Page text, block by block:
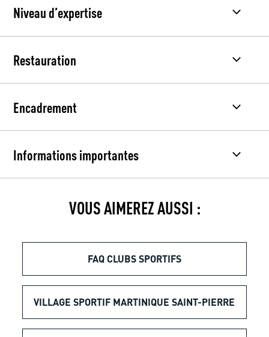
Niveau d’expertise
Restauration
Encadrement
Informations importantes
VOUS AIMEREZ AUSSI :
FAQ CLUBS SPORTIFS
VILLAGE SPORTIF MARTINIQUE SAINT-PIERRE